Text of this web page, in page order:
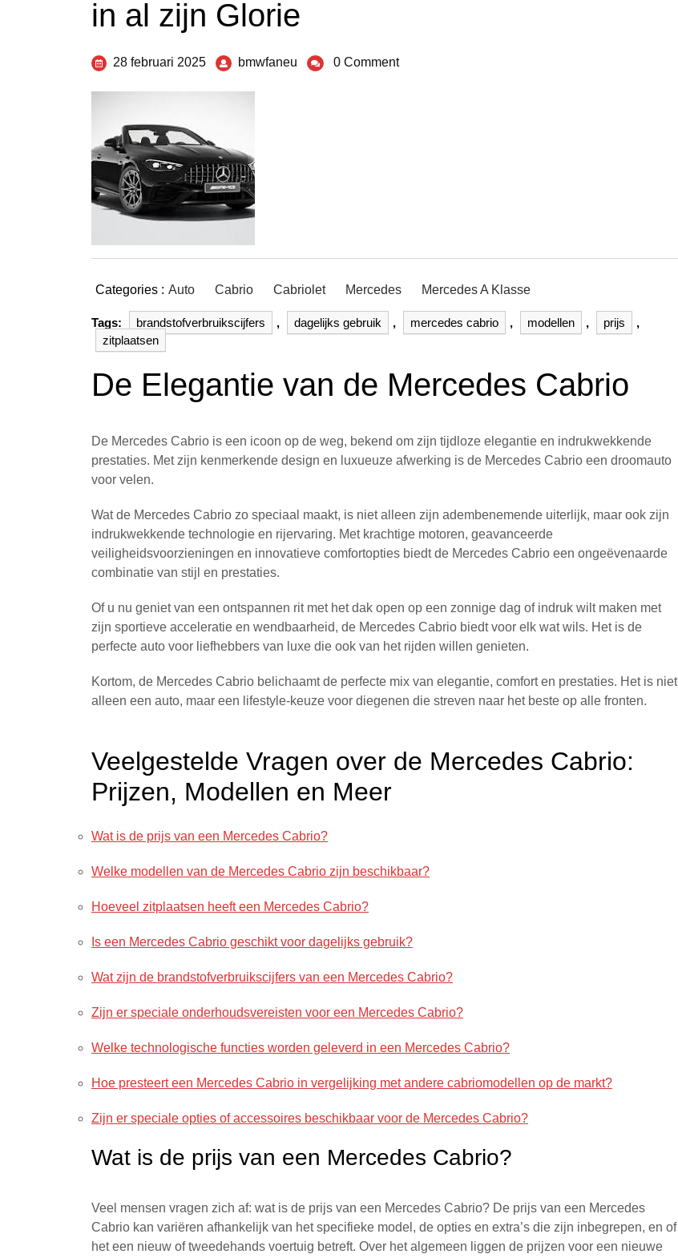
in al zijn Glorie
28 februari 2025 bmwfaneu 0 Comment
Categories : Auto Cabrio Cabriolet Mercedes Mercedes A Klasse
Tags: brandstofverbruikscijfers , dagelijks gebruik , mercedes cabrio , modellen , prijs
,
zitplaatsen
De Elegantie van de Mercedes Cabrio
De Mercedes Cabrio is een icoon op de weg, bekend om zijn tijdloze elegantie en indrukwekkende
prestaties. Met zijn kenmerkende design en luxueuze afwerking is de Mercedes Cabrio een droomauto
voor velen.
Wat de Mercedes Cabrio zo speciaal maakt, is niet alleen zijn adembenemende uiterlijk, maar ook zijn
indrukwekkende technologie en rijervaring. Met krachtige motoren, geavanceerde
veiligheidsvoorzieningen en innovatieve comfortopties biedt de Mercedes Cabrio een ongeëvenaarde
combinatie van stijl en prestaties.
Of u nu geniet van een ontspannen rit met het dak open op een zonnige dag of indruk wilt maken met
zijn sportieve acceleratie en wendbaarheid, de Mercedes Cabrio biedt voor elk wat wils. Het is de
perfecte auto voor liefhebbers van luxe die ook van het rijden willen genieten.
Kortom, de Mercedes Cabrio belichaamt de perfecte mix van elegantie, comfort en prestaties. Het is niet
alleen een auto, maar een lifestyle-keuze voor diegenen die streven naar het beste op alle fronten.
Veelgestelde Vragen over de Mercedes Cabrio:
Prijzen, Modellen en Meer
Wat is de prijs van een Mercedes Cabrio?
Welke modellen van de Mercedes Cabrio zijn beschikbaar?
Hoeveel zitplaatsen heeft een Mercedes Cabrio?
Is een Mercedes Cabrio geschikt voor dagelijks gebruik?
Wat zijn de brandstofverbruikscijfers van een Mercedes Cabrio?
Zijn er speciale onderhoudsvereisten voor een Mercedes Cabrio?
Welke technologische functies worden geleverd in een Mercedes Cabrio?
Hoe presteert een Mercedes Cabrio in vergelijking met andere cabriomodellen op de markt?
Zijn er speciale opties of accessoires beschikbaar voor de Mercedes Cabrio?
Wat is de prijs van een Mercedes Cabrio?
Veel mensen vragen zich af: wat is de prijs van een Mercedes Cabrio? De prijs van een Mercedes
Cabrio kan variëren afhankelijk van het specifieke model, de opties en extra’s die zijn inbegrepen, en of
het een nieuw of tweedehands voertuig betreft. Over het algemeen liggen de prijzen voor een nieuwe